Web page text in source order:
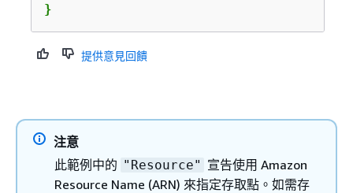
}
提供意見回饋
注意
此範例中的 "Resource" 宣告使用 Amazon
Resource Name (ARN) 來指定存取點。如需存